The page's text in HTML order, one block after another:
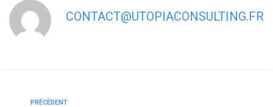
CONTACT@UTOPIACONSULTING.FR
PRÉCÉDENT